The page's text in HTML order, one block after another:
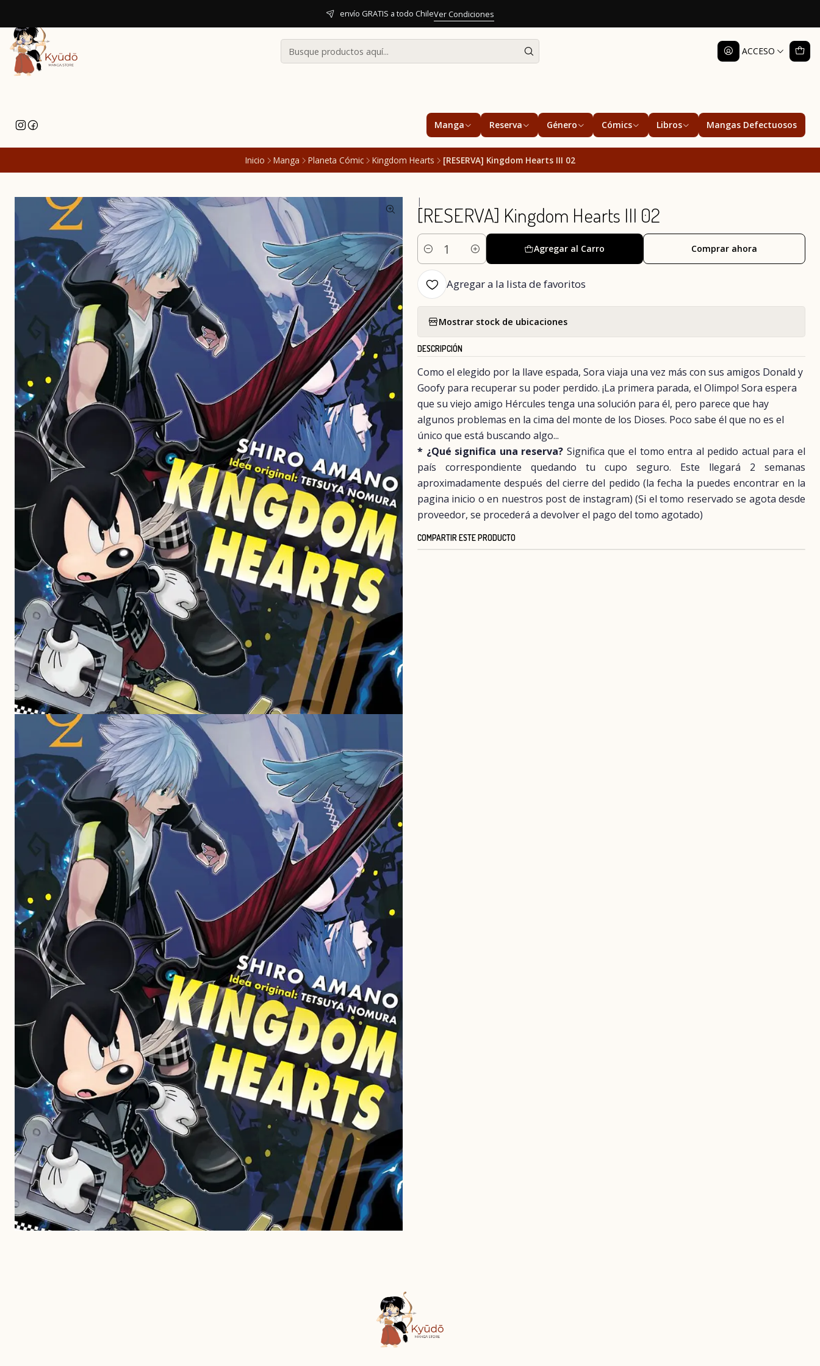
ACCESO
Manga Reserva Género Cómics Libros Mangas Defectuosos
envío GRATIS a todo ChileVer Condiciones
Inicio Manga Planeta Cómic Kingdom Hearts [RESERVA] Kingdom Hearts III 02
|
[RESERVA] Kingdom Hearts III 02
Cantidad
Agregar al Carro Comprar ahora
Agregar a la lista de favoritos
Mostrar stock de ubicaciones
DESCRIPCIÓN
Como el elegido por la llave espada, Sora viaja una vez más con sus amigos Donald y
Goofy para recuperar su poder perdido. ¡La primera parada, el Olimpo! Sora espera
que su viejo amigo Hércules tenga una solución para él, pero parece que hay
algunos problemas en la cima del monte de los Dioses. Poco sabe él que no es el
único que está buscando algo...
* ¿Qué significa una reserva? Significa que el tomo entra al pedido actual para el
país correspondiente quedando tu cupo seguro. Este llegará 2 semanas
aproximadamente después del cierre del pedido (la fecha la puedes encontrar en la
pagina inicio o en nuestros post de instagram) (Si el tomo reservado se agota desde
proveedor, se procederá a devolver el pago del tomo agotado)
COMPARTIR ESTE PRODUCTO